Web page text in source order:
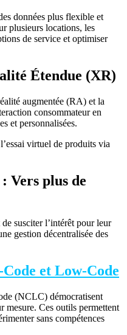
données plus flexible et
plusieurs locations, les
de service et optimiser
Étendue (XR)
augmentée (RA) et la
consommateur en
et personnalisées.
virtuel de produits via
Vers plus de
susciter l’intérêt pour leur
gestion décentralisée des
et Low-Code
(NCLC) démocratisent
mesure. Ces outils permettent
sans compétences